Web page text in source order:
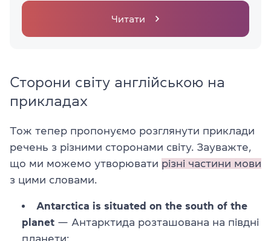
Читати
Сторони світу англійською на
прикладах
Тож тепер пропонуємо розглянути приклади
речень з різними сторонами світу. Зауважте,
що ми можемо утворювати різні частини мови
з цими словами.
Antarctica is situated on the south of the
planet — Антарктида розташована на півдні
планети;